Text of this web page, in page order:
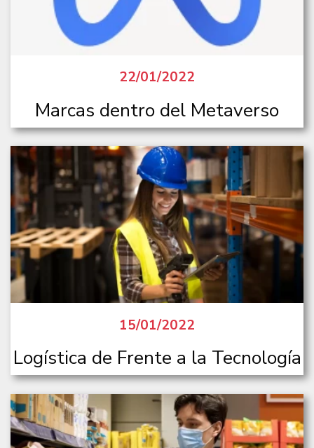
22/01/2022
Marcas dentro del Metaverso
15/01/2022
Logística de Frente a la Tecnología